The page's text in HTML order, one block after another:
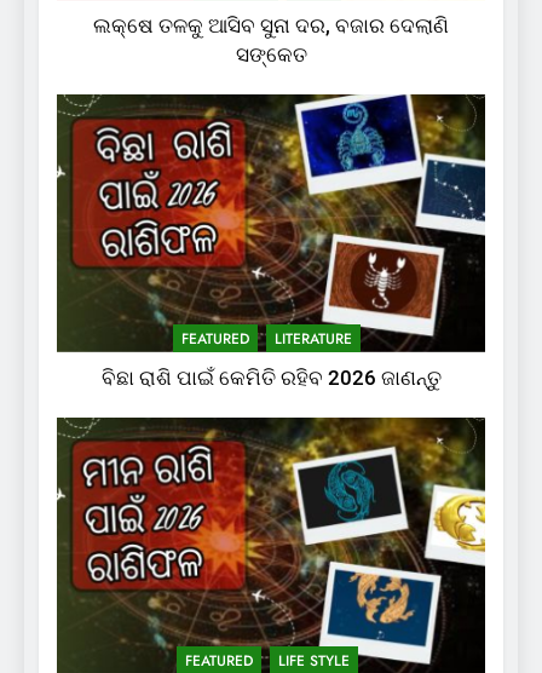
ଲକ୍ଷେ ତଳକୁ ଆସିବ ସୁନା ଦର, ବଜାର ଦେଲାଣି
ସଙ୍କେତ
FEATURED LITERATURE
ବିଛା ରାଶି ପାଇଁ କେମିତି ରହିବ 2026 ଜାଣନ୍ତୁ
FEATURED LIFE STYLE